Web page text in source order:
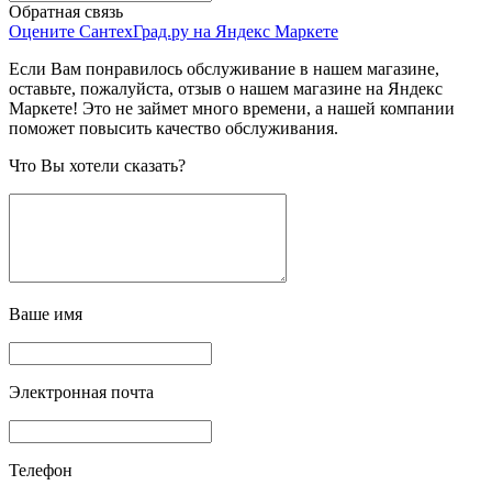
Обратная связь
Оцените СантехГрад.ру на Яндекс Маркете
Если Вам понравилось обслуживание в нашем магазине,
оставьте, пожалуйста, отзыв о нашем магазине на Яндекс
Маркете! Это не займет много времени, а нашей компании
поможет повысить качество обслуживания.
Что Вы хотели сказать?
Ваше имя
Электронная почта
Телефон